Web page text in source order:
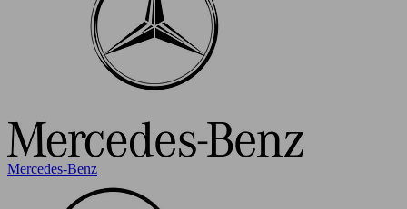
Mercedes-Benz